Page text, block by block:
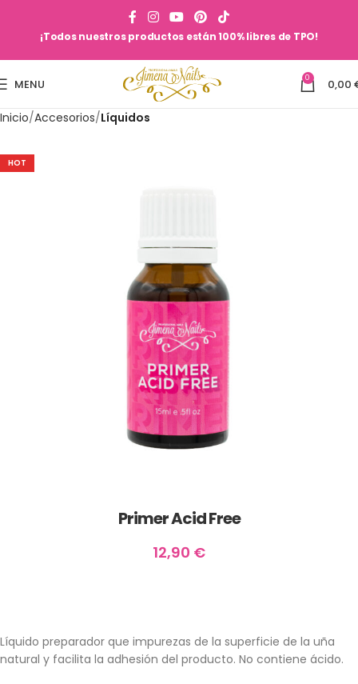
¡Todos nuestros productos están 100% libres de TPO!
MENU 0 0,00
Inicio Accesorios Líquidos
HOT
Primer Acid Free
12,90 €
Líquido preparador que impurezas de la superficie de la uña
natural y facilita la adhesión del producto. No contiene ácido.